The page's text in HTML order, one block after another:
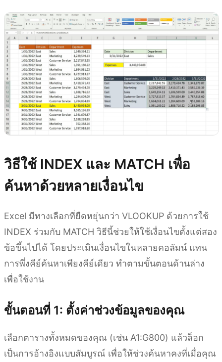
วิธีใช้ INDEX และ MATCH เพื่อ
ค้นหาด้วยหลายเงื่อนไข
Excel มีทางเลือกที่ยืดหยุ่นกว่า VLOOKUP ด้วยการใช้
INDEX ร่วมกับ MATCH วิธีนี้ช่วยให้ใช้เงื่อนไขตั้งแต่สอง
ข้อขึ้นไปได้ โดยประเมินเงื่อนไขในหลายคอลัมน์ แทน
การพึ่งคีย์ค้นหาเพียงคีย์เดียว ทำตามขั้นตอนด้านล่าง
เพื่อใช้งาน
ขั้นตอนที่ 1: ตั้งค่าช่วงข้อมูลของคุณ
เลือกตารางทั้งหมดของคุณ (เช่น A1:G800) แล้วล็อก
เป็นการอ้างอิงแบบสัมบูรณ์ เพื่อให้ช่วงค้นหาคงที่เมื่อคุณ